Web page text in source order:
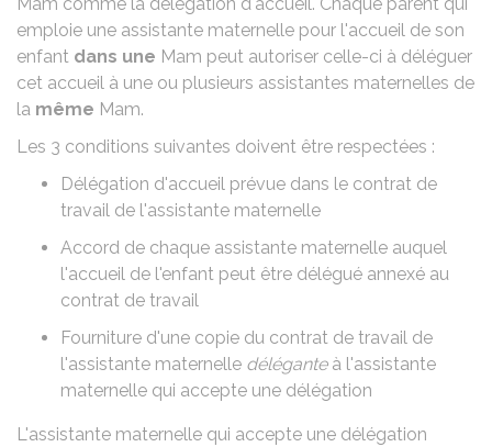
emploie une assistante maternelle pour l'accueil de son
enfant dans une Mam peut autoriser celle-ci à déléguer
cet accueil à une ou plusieurs assistantes maternelles de
la même Mam.
Les 3 conditions suivantes doivent être respectées :
Délégation d'accueil prévue dans le contrat de
travail de l'assistante maternelle
Accord de chaque assistante maternelle auquel
l'accueil de l'enfant peut être délégué annexé au
contrat de travail
Fourniture d'une copie du contrat de travail de
l'assistante maternelle déléganteà l'assistante
maternelle qui accepte une délégation
L'assistante maternelle qui accepte une délégation